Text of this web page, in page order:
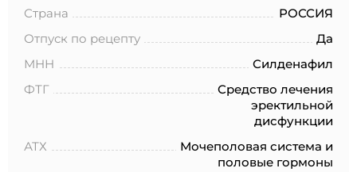
Страна
РОССИЯ
Отпуск по рецепту
Да
МНН
Силденафил
ФТГ
Средство лечения
эректильной
дисфункции
АТХ
Мочеполовая система и
половые гормоны